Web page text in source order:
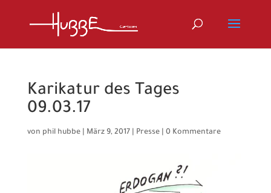
Karikatur des Tages
09.03.17
von phil hubbe| März 9, 2017 Presse| 0 Kommentare